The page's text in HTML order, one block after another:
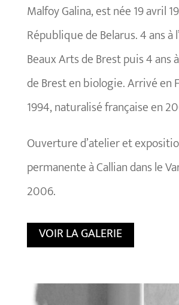
Malfoy Galina, est née 19 avril
République de Belarus.4 ans à
Beaux Arts de Brestpuis 4 ans
de Brest en biologie.Arrivé en
1994, naturalisé française en
Ouverture d’atelier et
permanente à Callian dans le
2006.
VOIR LA GALERIE